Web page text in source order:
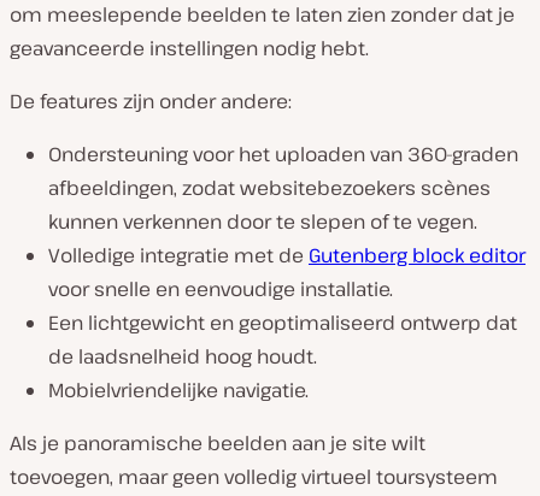
om meeslepende beelden te laten zien zonder dat je
geavanceerde instellingen nodig hebt.
De features zijn onder andere:
Ondersteuning voor het uploaden van 360-graden
afbeeldingen, zodat websitebezoekers scènes
kunnen verkennen door te slepen of te vegen.
Volledige integratie met de Gutenberg block editor
voor snelle en eenvoudige installatie.
Een lichtgewicht en geoptimaliseerd ontwerp dat
de laadsnelheid hoog houdt.
Mobielvriendelijke navigatie.
Als je panoramische beelden aan je site wilt
toevoegen, maar geen volledig virtueel toursysteem